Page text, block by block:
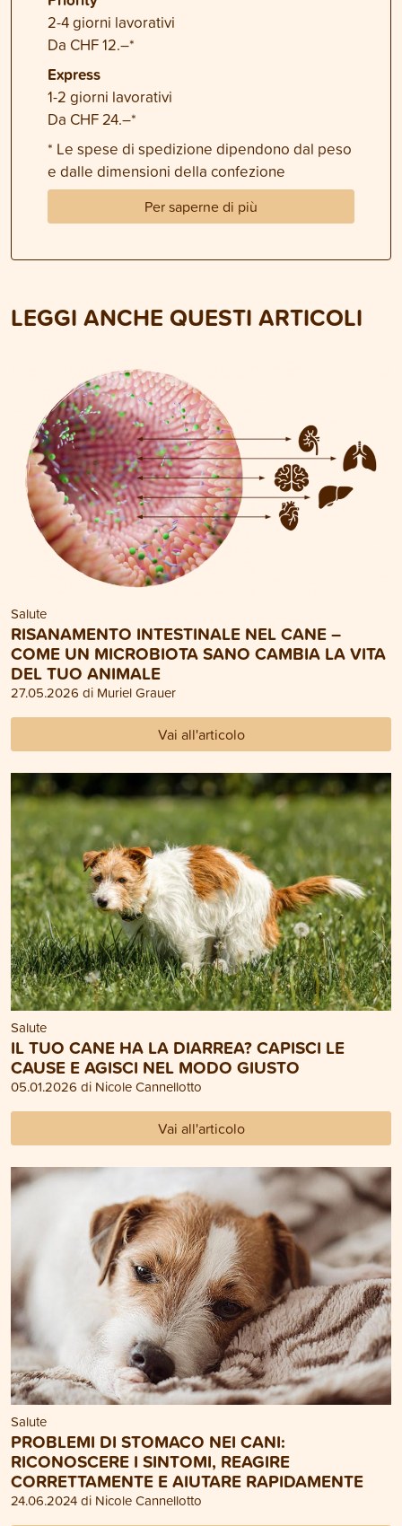
2-4 giorni lavorativi
Da CHF 12.–*
Express
1-2 giorni lavorativi
Da CHF 24.–*
* Le spese di spedizione dipendono dal peso
e dalle dimensioni della confezione
Per saperne di più
LEGGI ANCHE QUESTI ARTICOLI
Salute
RISANAMENTO INTESTINALE NEL CANE –
COME UN MICROBIOTA SANO CAMBIA LA VITA
DEL TUO ANIMALE
27.05.2026 di Muriel Grauer
Vai all'articolo
Salute
IL TUO CANE HA LA DIARREA? CAPISCI LE
CAUSE E AGISCI NEL MODO GIUSTO
05.01.2026 di Nicole Cannellotto
Vai all'articolo
Salute
PROBLEMI DI STOMACO NEI CANI:
RICONOSCERE I SINTOMI, REAGIRE
CORRETTAMENTE E AIUTARE RAPIDAMENTE
24.06.2024 di Nicole Cannellotto